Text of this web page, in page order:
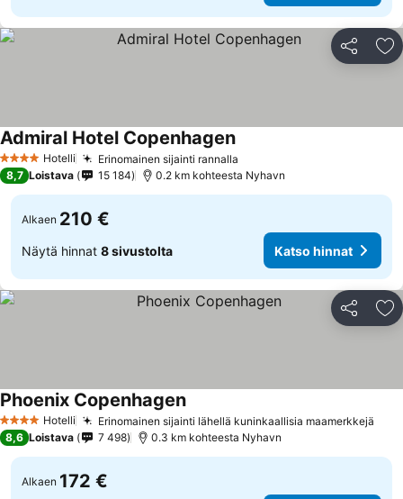
Jaa
4 Tähtiluokitus
Hotelli Erinomainen sijainti rannalla
Admiral Hotel Copenhagen
8,7 Loistava 15 184 0.2 km kohteesta Nyhavn
Alkaen 210 €
Näytä hinnat 8 sivustolta Katso hinnat
Jaa
4 Tähtiluokitus
Hotelli Erinomainen sijainti lähellä kuninkaallisia maamerkkejä
Phoenix Copenhagen
8,6 Loistava 7 498 0.3 km kohteesta Nyhavn
Alkaen 172 €